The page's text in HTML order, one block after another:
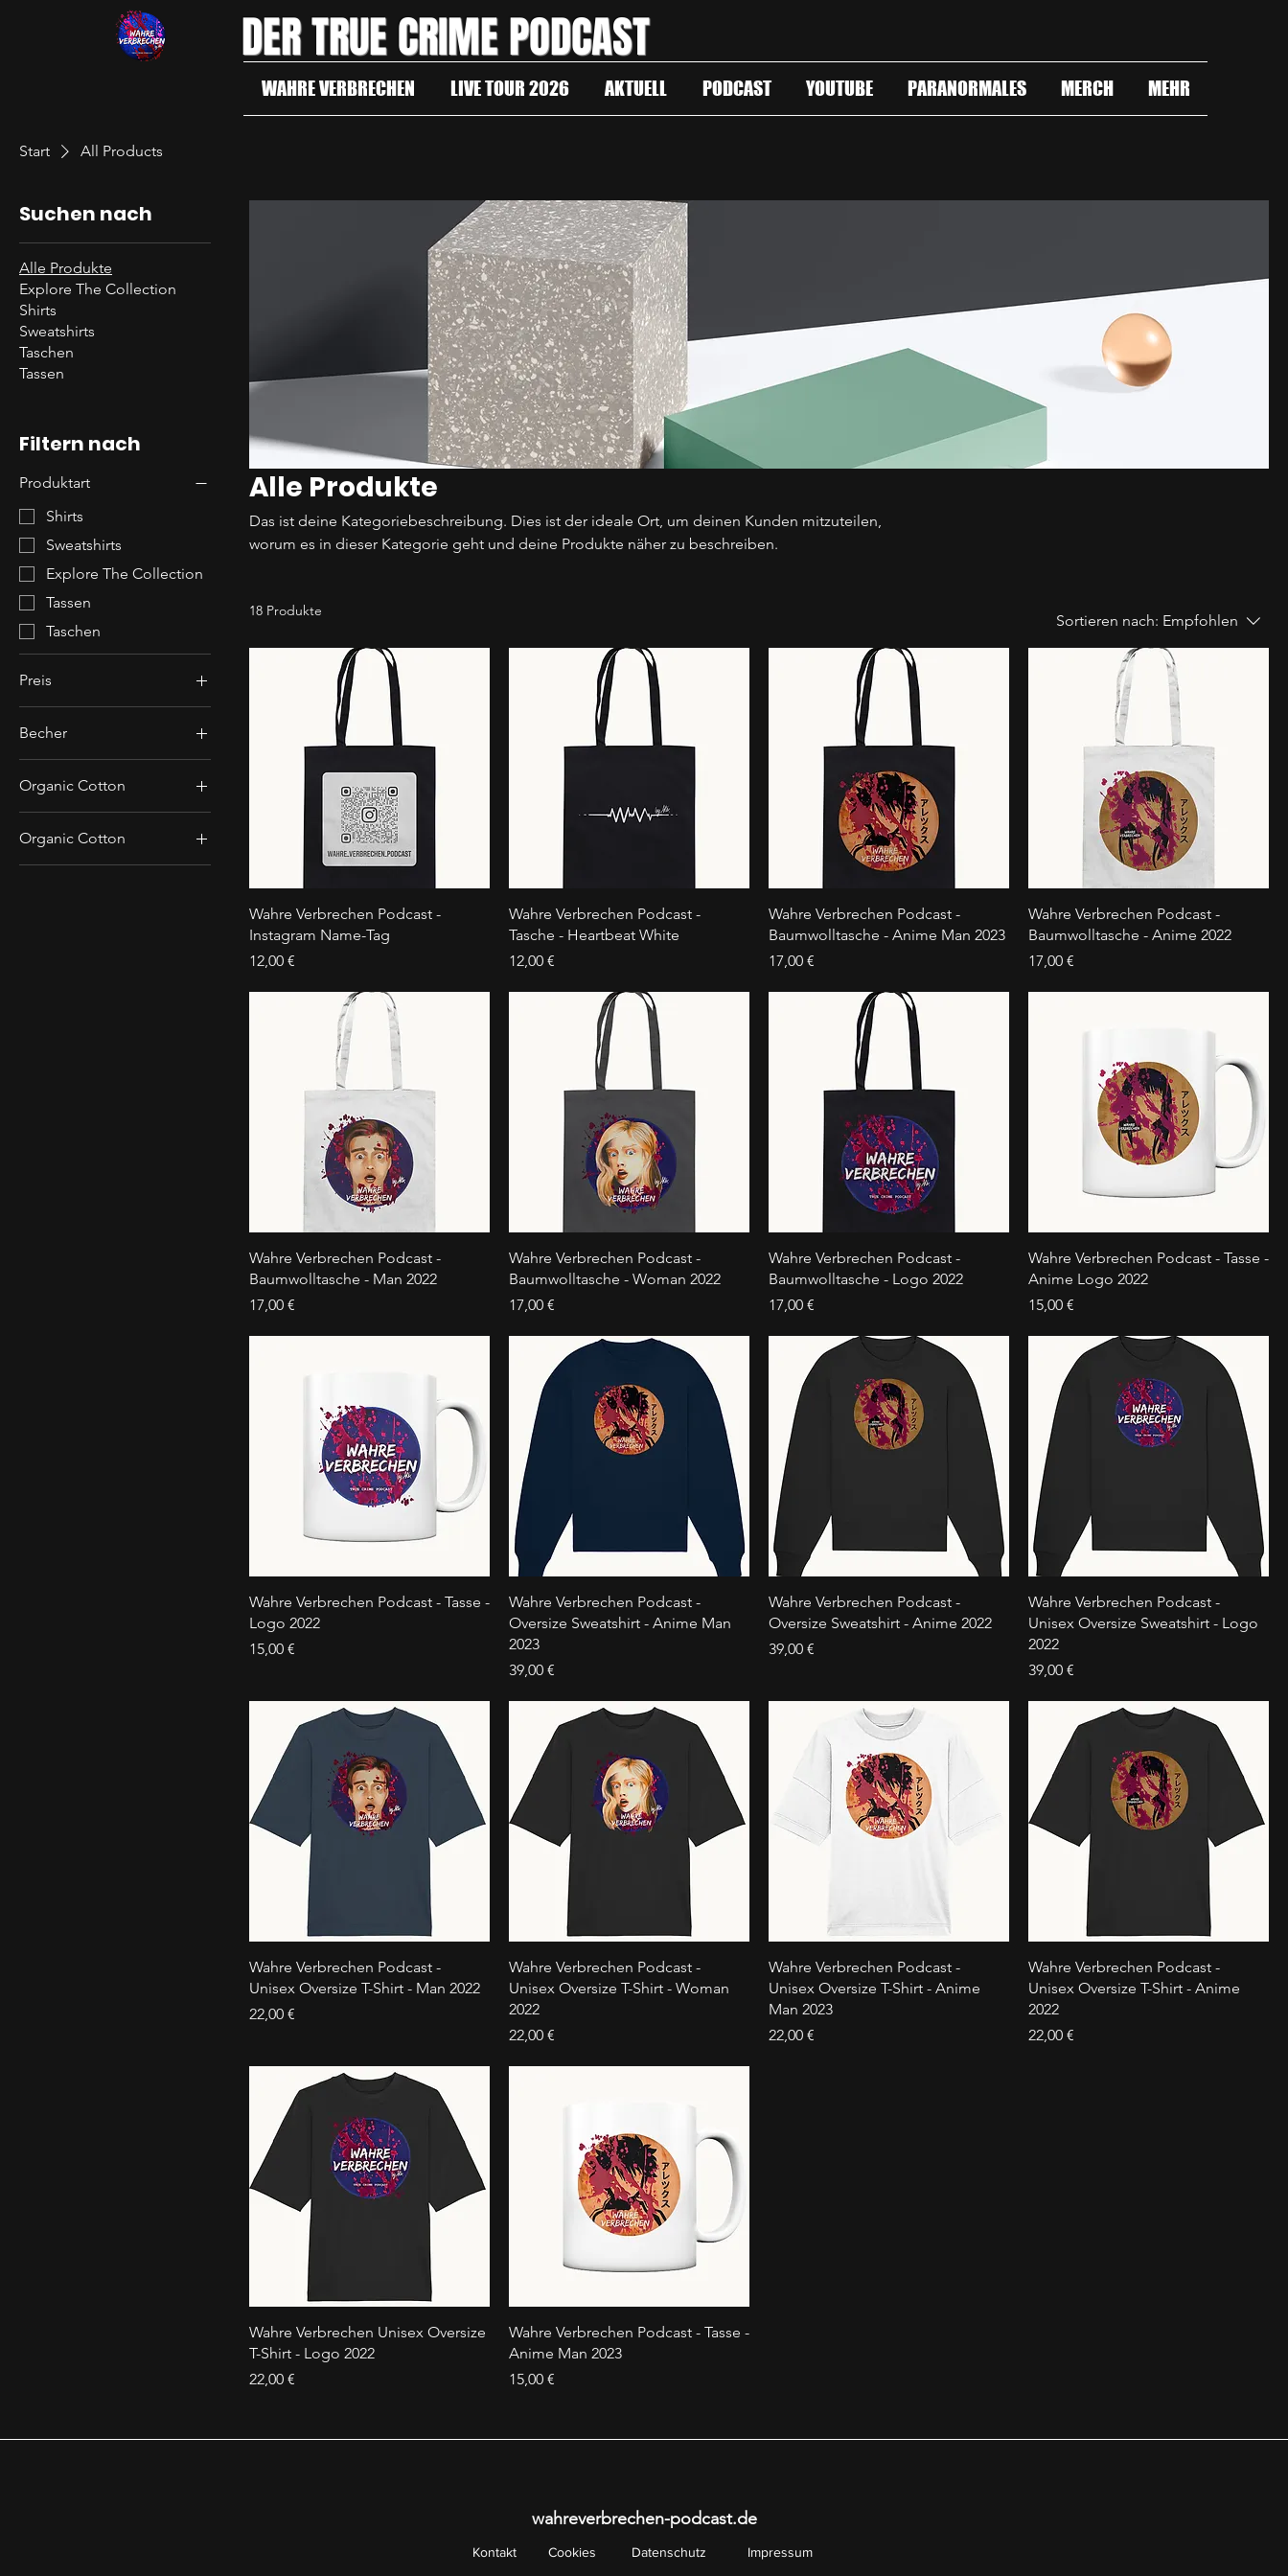
DER TRUE CRIME PODCAST
WAHRE VERBRECHEN LIVE TOUR 2026 AKTUELL PODCAST YOUTUBE PARANORMALES MERCH MEHR
Start All Products
Suchen nach
Alle Produkte
Explore The Collection
Shirts
Sweatshirts
Taschen
Tassen
Filtern nach
Produktart
Shirts
Sweatshirts
Explore The Collection
Tassen
Taschen
Preis
12 € 39 €
Becher
Organic Cotton
Organic Cotton
Alle Produkte
Das ist deine Kategoriebeschreibung. Dies ist der ideale Ort, um deinen Kunden mitzuteilen,
worum es in dieser Kategorie geht und deine Produkte näher zu beschreiben.
18 Produkte
Sortieren nach: Empfohlen
Wahre Verbrechen Podcast -
Instagram Name-Tag
Preis
12,00 €
Wahre Verbrechen Podcast -
Tasche - Heartbeat White
Preis
12,00 €
Wahre Verbrechen Podcast -
Baumwolltasche - Anime Man 2023
Preis
17,00 €
Wahre Verbrechen Podcast -
Baumwolltasche - Anime 2022
Preis
17,00 €
Wahre Verbrechen Podcast -
Baumwolltasche - Man 2022
Preis
17,00 €
Wahre Verbrechen Podcast -
Baumwolltasche - Woman 2022
Preis
17,00 €
Wahre Verbrechen Podcast -
Baumwolltasche - Logo 2022
Preis
17,00 €
Wahre Verbrechen Podcast - Tasse -
Anime Logo 2022
Preis
15,00 €
Wahre Verbrechen Podcast - Tasse -
Logo 2022
Preis
15,00 €
Wahre Verbrechen Podcast -
Oversize Sweatshirt - Anime Man
2023
Preis
39,00 €
Wahre Verbrechen Podcast -
Oversize Sweatshirt - Anime 2022
Preis
39,00 €
Wahre Verbrechen Podcast -
Unisex Oversize Sweatshirt - Logo
2022
Preis
39,00 €
Wahre Verbrechen Podcast -
Unisex Oversize T-Shirt - Man 2022
Preis
22,00 €
Wahre Verbrechen Podcast -
Unisex Oversize T-Shirt - Woman
2022
Preis
22,00 €
Wahre Verbrechen Podcast -
Unisex Oversize T-Shirt - Anime
Man 2023
Preis
22,00 €
Wahre Verbrechen Podcast -
Unisex Oversize T-Shirt - Anime
2022
Preis
22,00 €
Wahre Verbrechen Unisex Oversize
T-Shirt - Logo 2022
Preis
22,00 €
Wahre Verbrechen Podcast - Tasse -
Anime Man 2023
Preis
15,00 €
wahreverbrechen-podcast.de
Kontakt Cookies Datenschutz
Impressum